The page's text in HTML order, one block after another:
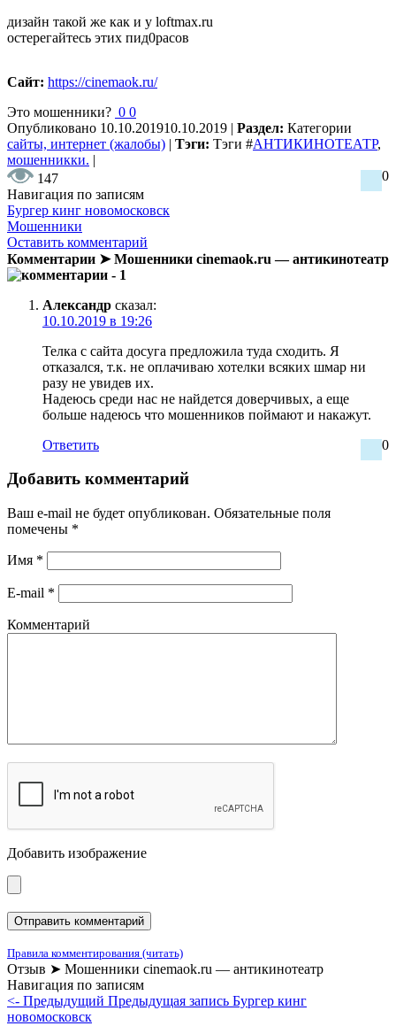
дизайн такой же как и у loftmax.ru
остерегайтесь этих пид0расов
Сайт: https://cinemaok.ru/
Это мошенники? 0 0
Опубликовано 10.10.201910.10.2019 | Раздел: Категории
сайты, интернет (жалобы) | Тэги: Тэги #АНТИКИНОТЕАТР,
мошенникки. |
147
0
Навигация по записям
Бургер кинг новомосковск
Мошенники
Оставить комментарий
Комментарии ➤ Мошенники cinemaok.ru — антикинотеатр
- 1
Александр сказал:
10.10.2019 в 19:26
Телка с сайта досуга предложила туда сходить. Я
отказался, т.к. не оплачиваю хотелки всяких шмар ни
разу не увидев их.
Надеюсь среди нас не найдется доверчивых, а еще
больше надеюсь что мошенников поймают и накажут.
0
Ответить
Добавить комментарий
Ваш e-mail не будет опубликован. Обязательные поля
помечены *
Имя *
E-mail *
Комментарий
Добавить изображение
Правила комментирования (читать)
Отзыв ➤ Мошенники cinemaok.ru — антикинотеатр
Навигация по записям
<- Предыдущий Предыдущая запись Бургер кинг
новомосковск